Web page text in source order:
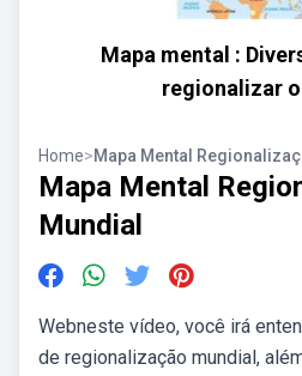
Mapa mental :
regionalizar
Home>Mapa Mental
Mapa Mental
Mundial
Webneste vídeo, você irá
de regionalização mundial,